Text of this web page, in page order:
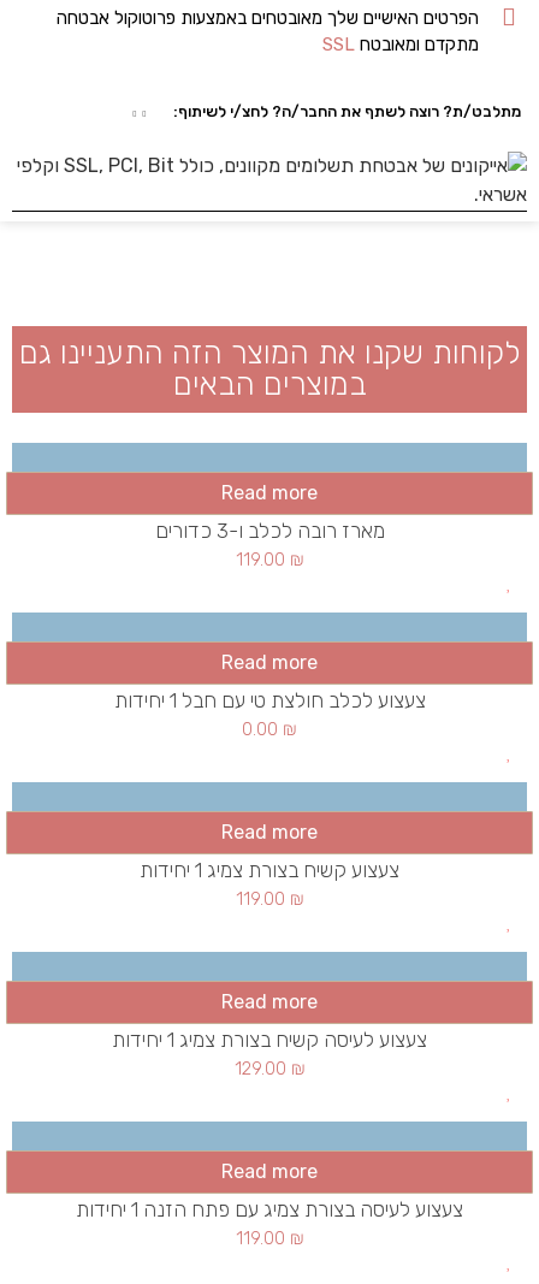
הפרטים האישיים שלך מאובטחים באמצעות פרוטוקול אבטחה
מתקדם ומאובטחSSL
מתלבט/ת? רוצה לשתף את החבר/ה? לחצ/י לשיתוף:
לקוחות שקנו את המוצר הזה התעניינו גם
במוצרים הבאים
Read more
מארז רובה לכלב ו-3 כדורים
119.00 ₪
Read more
צעצוע לכלב חולצת טי עם חבל 1 יחידות
0.00 ₪
Read more
צעצוע קשיח בצורת צמיג 1 יחידות
119.00 ₪
Read more
צעצוע לעיסה קשיח בצורת צמיג 1 יחידות
129.00 ₪
Read more
צעצוע לעיסה בצורת צמיג עם פתח הזנה 1 יחידות
119.00 ₪